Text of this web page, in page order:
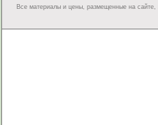
Все материалы и цены, размещенные на